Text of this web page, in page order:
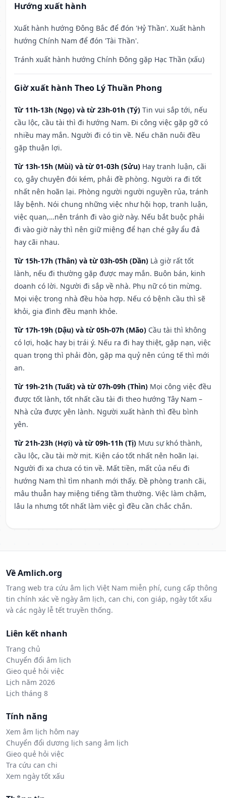
Hướng xuất hành
Xuất hành hướng Đông Bắc để đón 'Hỷ Thần'. Xuất hành
hướng Chính Nam để đón 'Tài Thần'.
Tránh xuất hành hướng Chính Đông gặp Hạc Thần (xấu)
Giờ xuất hành Theo Lý Thuần Phong
Từ 11h-13h (Ngọ) và từ 23h-01h (Tý) Tin vui sắp tới, nếu
cầu lộc, cầu tài thì đi hướng Nam. Đi công việc gặp gỡ có
nhiều may mắn. Người đi có tin về. Nếu chăn nuôi đều
gặp thuận lợi.
Từ 13h-15h (Mùi) và từ 01-03h (Sửu) Hay tranh luận, cãi
cọ, gây chuyện đói kém, phải đề phòng. Người ra đi tốt
nhất nên hoãn lại. Phòng người người nguyền rủa, tránh
lây bệnh. Nói chung những việc như hội họp, tranh luận,
việc quan,…nên tránh đi vào giờ này. Nếu bắt buộc phải
đi vào giờ này thì nên giữ miệng để hạn ché gây ẩu đả
hay cãi nhau.
Từ 15h-17h (Thân) và từ 03h-05h (Dần) Là giờ rất tốt
lành, nếu đi thường gặp được may mắn. Buôn bán, kinh
doanh có lời. Người đi sắp về nhà. Phụ nữ có tin mừng.
Mọi việc trong nhà đều hòa hợp. Nếu có bệnh cầu thì sẽ
khỏi, gia đình đều mạnh khỏe.
Từ 17h-19h (Dậu) và từ 05h-07h (Mão) Cầu tài thì không
có lợi, hoặc hay bị trái ý. Nếu ra đi hay thiệt, gặp nạn, việc
quan trọng thì phải đòn, gặp ma quỷ nên cúng tế thì mới
an.
Từ 19h-21h (Tuất) và từ 07h-09h (Thìn) Mọi công việc đều
được tốt lành, tốt nhất cầu tài đi theo hướng Tây Nam –
Nhà cửa được yên lành. Người xuất hành thì đều bình
yên.
Từ 21h-23h (Hợi) và từ 09h-11h (Tị) Mưu sự khó thành,
cầu lộc, cầu tài mờ mịt. Kiện cáo tốt nhất nên hoãn lại.
Người đi xa chưa có tin về. Mất tiền, mất của nếu đi
hướng Nam thì tìm nhanh mới thấy. Đề phòng tranh cãi,
mâu thuẫn hay miệng tiếng tầm thường. Việc làm chậm,
lâu la nhưng tốt nhất làm việc gì đều cần chắc chắn.
Về Amlich.org
Trang web tra cứu âm lịch Việt Nam miễn phí, cung cấp thông
tin chính xác về ngày âm lịch, can chi, con giáp, ngày tốt xấu
và các ngày lễ tết truyền thống.
Liên kết nhanh
Trang chủ
Chuyển đổi âm lịch
Gieo quẻ hỏi việc
Lịch năm 2026
Lịch tháng 8
Tính năng
Xem âm lịch hôm nay
Chuyển đổi dương lịch sang âm lịch
Gieo quẻ hỏi việc
Tra cứu can chi
Xem ngày tốt xấu